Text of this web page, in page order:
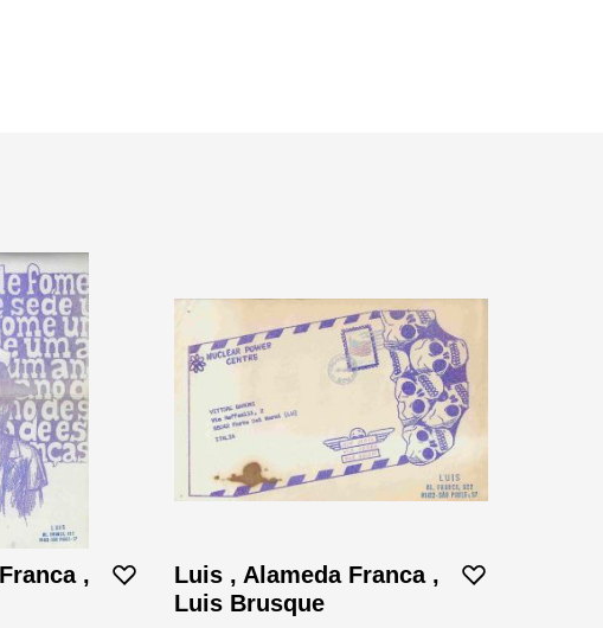
,
Luis , Alameda Franca ,
Luis Brusque